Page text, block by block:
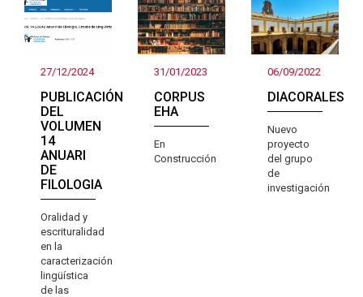
27/12/2024
PUBLICACIÓN
DEL
VOLUMEN
14
ANUARI
DE
FILOLOGIA
Oralidad y
escrituralidad
en la
caracterización
lingüística
de las
31/01/2023
CORPUS
EHA
En
Construcción
06/09/2022
DIACORALES
Nuevo
proyecto
del grupo
de
investigación